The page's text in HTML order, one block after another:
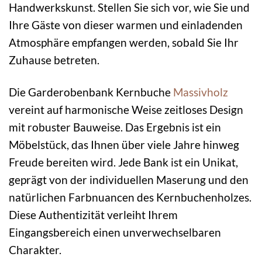
Handwerkskunst. Stellen Sie sich vor, wie Sie und
Ihre Gäste von dieser warmen und einladenden
Atmosphäre empfangen werden, sobald Sie Ihr
Zuhause betreten.
Die Garderobenbank Kernbuche Massivholz
vereint auf harmonische Weise zeitloses Design
mit robuster Bauweise. Das Ergebnis ist ein
Möbelstück, das Ihnen über viele Jahre hinweg
Freude bereiten wird. Jede Bank ist ein Unikat,
geprägt von der individuellen Maserung und den
natürlichen Farbnuancen des Kernbuchenholzes.
Diese Authentizität verleiht Ihrem
Eingangsbereich einen unverwechselbaren
Charakter.